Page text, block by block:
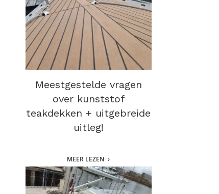
Meestgestelde vragen
over kunststof
teakdekken + uitgebreide
uitleg!
MEER LEZEN